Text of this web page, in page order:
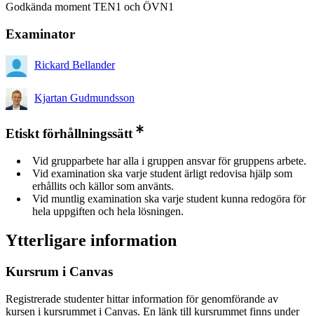
Godkända moment TEN1 och ÖVN1
Examinator
Rickard Bellander
Kjartan Gudmundsson
Etiskt förhållningssätt
Vid grupparbete har alla i gruppen ansvar för gruppens arbete.
Vid examination ska varje student ärligt redovisa hjälp som
erhållits och källor som använts.
Vid muntlig examination ska varje student kunna redogöra för
hela uppgiften och hela lösningen.
Ytterligare information
Kursrum i Canvas
Registrerade studenter hittar information för genomförande av
kursen i kursrummet i Canvas. En länk till kursrummet finns under